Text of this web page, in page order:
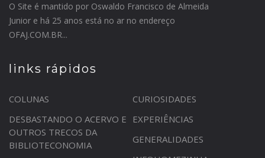
O Site é mantido por Oswaldo Francisco de Almeida
Junior e há 25 anos está no ar no endereço
OFAJ.COM.BR...
links rápidos
COLUNAS
CURIOSIDADES
DESBASTANDO O ACERVO E
OUTROS TRECOS DA
BIBLIOTECONOMIA
EXPERIÊNCIAS
GENERALIDADES